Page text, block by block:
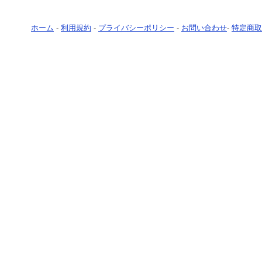
ホーム - 利用規約 - プライバシーポリシー - お問い合わせ- 特定商